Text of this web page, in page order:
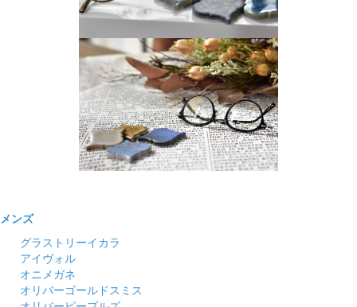
メンズ
グラストリーイカラ
アイヴォル
オニメガネ
オリバーゴールドスミス